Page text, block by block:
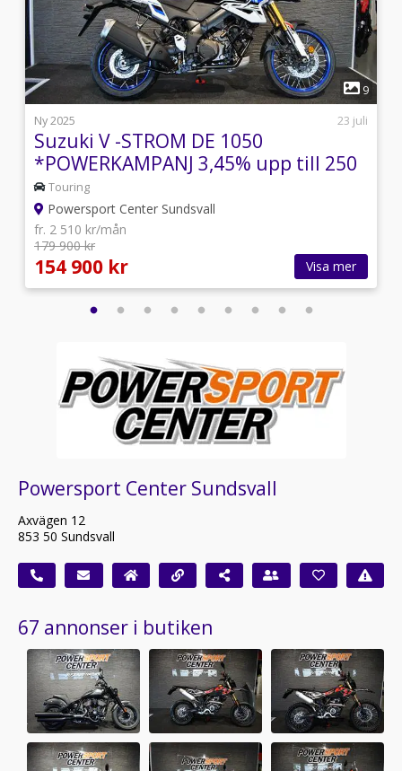
1
9
Ny 2025
23 juli
Suzuki V -STROM DE 1050
*POWERKAMPANJ 3,45% upp till 250
000:-!*
Touring
Powersport Center Sundsvall
fr. 2 510 kr/mån
179 900 kr
154 900 kr Visa mer
Powersport Center Sundsvall
Axvägen 12
853 50 Sundsvall
67 annonser i butiken